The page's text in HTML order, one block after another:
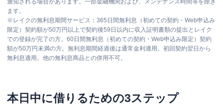
通知される場合があります。一部金融機関および、メンテナンス時間等を除き
ます。
※ レイクの無利息期間サービス：365日間無利息（初めての契約・Web申込み
限定）契約額が50万円以上で契約後59日以内に収入証明書類の提出とレイク
での登録が完了の方。60日間無利息（初めての契約・Web申込み限定）契約
額が50万円未満の方。無利息期間経過後は通常金利適用。初回契約翌日から
無利息適用。他の無利息商品との併用不可。
本日中に借りるための3ステップ